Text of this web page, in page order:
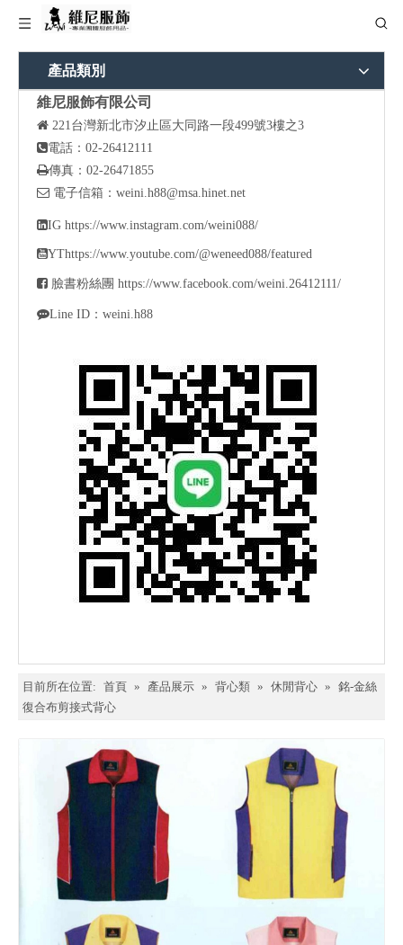
產品類別
維尼服飾有限公司
 221台灣新北市汐止區大同路一段499號3樓之3
電話：02-26412111
傳真：02-26471855
 電子信箱： weini.h88@msa.hinet.net
IG https://www.instagram.com/weini088/
YThttps://www.youtube.com/@weneed088/featured
 臉書粉絲團 https://www.facebook.com/weini.26412111/
Line ID：weini.h88
目前所在位置: 首頁 » 產品展示 » 背心類 » 休閒背心 » 銘-金絲
復合布剪接式背心